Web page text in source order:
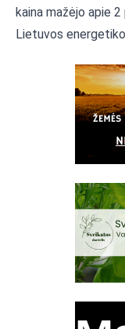
kaina mažėjo apie
Lietuvos